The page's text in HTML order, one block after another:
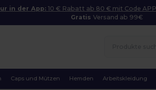
in der App: 10 € Rabatt ab 80 € mit Code
Gratis Versand ab 99€
Caps und Mützen Hemden Arbeitskleidung